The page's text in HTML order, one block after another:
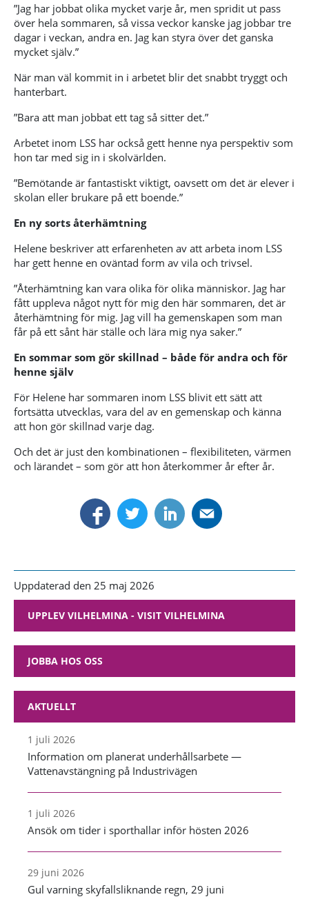
AKTUELLT
1 juli 2026
Information om planerat underhållsarbete —
Vattenavstängning på Industrivägen
1 juli 2026
Ansök om tider i sporthallar inför hösten 2026
29 juni 2026
Gul varning skyfallsliknande regn, 29 juni
”Jag har jobbat olika mycket varje år, men spridit ut pass
över hela sommaren, så vissa veckor kanske jag jobbar tre
dagar i veckan, andra en. Jag kan styra över det ganska
mycket själv.”
När man väl kommit in i arbetet blir det snabbt tryggt och
hanterbart.
”Bara att man jobbat ett tag så sitter det.”
Arbetet inom LSS har också gett henne nya perspektiv som
hon tar med sig in i skolvärlden.
”Bemötande är fantastiskt viktigt, oavsett om det är elever i
skolan eller brukare på ett boende.”
En ny sorts återhämtning
Helene beskriver att erfarenheten av att arbeta inom LSS
har gett henne en oväntad form av vila och trivsel.
”Återhämtning kan vara olika för olika människor. Jag har
fått uppleva något nytt för mig den här sommaren, det är
återhämtning för mig. Jag vill ha gemenskapen som man
får på ett sånt här ställe och lära mig nya saker.”
En sommar som gör skillnad – både för andra och för
henne själv
För Helene har sommaren inom LSS blivit ett sätt att
fortsätta utvecklas, vara del av en gemenskap och känna
att hon gör skillnad varje dag.
Och det är just den kombinationen – flexibiliteten, värmen
och lärandet – som gör att hon återkommer år efter år.
Uppdaterad den 25 maj 2026
UPPLEV VILHELMINA - VISIT VILHELMINA
JOBBA HOS OSS